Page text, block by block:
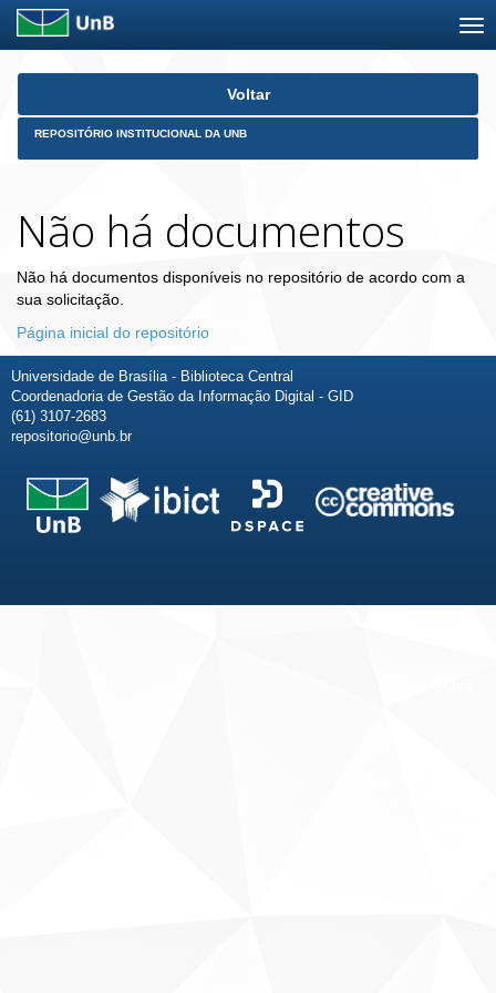
Skip
Voltar
REPOSITÓRIO INSTITUCIONAL DA UNB
Não há documentos
Não há documentos disponíveis no repositório de acordo com a
sua solicitação.
Página inicial do repositório
Universidade de Brasília - Biblioteca Central
Coordenadoria de Gestão da Informação Digital - GID
(61) 3107-2683
repositorio@unb.br